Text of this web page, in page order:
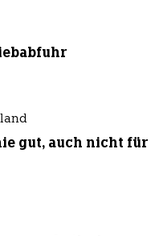
gut, auch nicht für